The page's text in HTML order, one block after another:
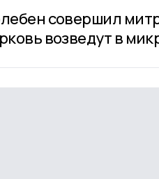
совершил
возведут в